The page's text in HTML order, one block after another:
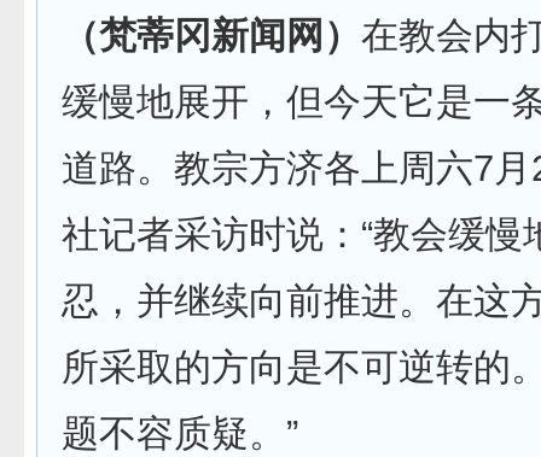
（梵蒂冈新闻网） 在教会内
缓慢地展开，但今天它是一
道路。教宗方济各上周六7
社记者采访时说：“教会缓慢
忍，并继续向前推进。在这
所采取的方向是不可逆转的
题不容质疑。”